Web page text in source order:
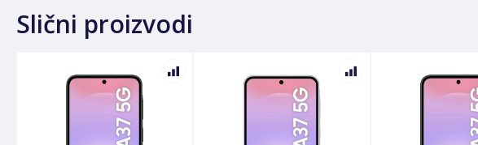
Slični proizvodi